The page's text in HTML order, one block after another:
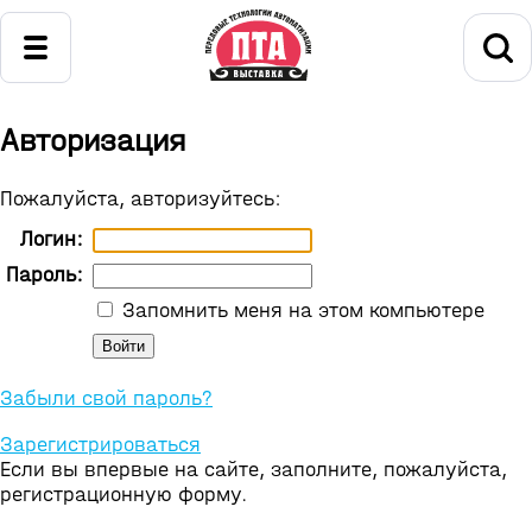
Авторизация
Пожалуйста, авторизуйтесь:
Логин:
Пароль:
Запомнить меня на этом компьютере
Забыли свой пароль?
Зарегистрироваться
Если вы впервые на сайте, заполните, пожалуйста,
регистрационную форму.